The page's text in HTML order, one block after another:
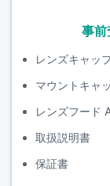
事前
レンズキャッ
マウントキャ
レンズフード
取扱説明書
保証書